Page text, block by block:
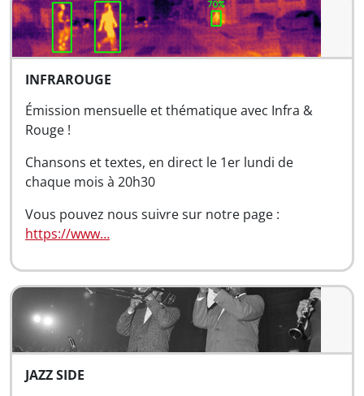
INFRAROUGE
Émission mensuelle et thématique avec Infra &
Rouge !
Chansons et textes, en direct le 1er lundi de
chaque mois à 20h30
Vous pouvez nous suivre sur notre page :
https://www…
JAZZ SIDE